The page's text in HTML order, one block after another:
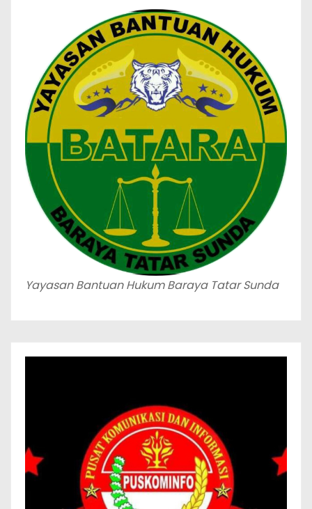
Yayasan Bantuan Hukum Baraya Tatar Sunda